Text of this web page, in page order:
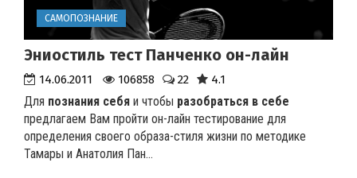
САМОПОЗНАНИЕ
Эниостиль тест Панченко он-лайн
14.06.2011 106858 22 4.1
Для познания себя и чтобы разобраться в себе
предлагаем Вам пройти он-лайн тестирование для
определения своего образа-стиля жизни по методике
Тамары и Анатолия Пан...